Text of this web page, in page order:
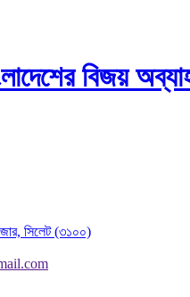
বিজয়
সিলেট (৩১০০)